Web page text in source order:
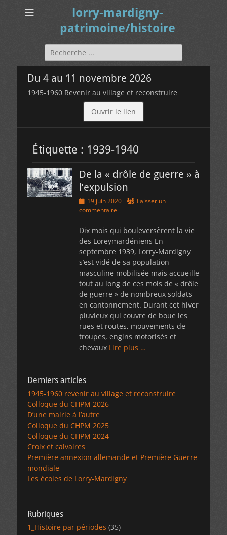
lorry-mardigny-
patrimoine/histoire
Rechercher :
Du 4 au 11 novembre 2026
1945-1960 Revenir au village et reconstruire
Ouvrir le lien
Étiquette : 1939-1940
De la « drôle de guerre » à
l’expulsion
Posted
on
19 juin 2020
Laisser un
commentaire
Dix mois qui bouleversèrent la vie
des Loreymardéniens En
septembre 1939, Lorry-Mardigny
s’est vidé de sa population
masculine mobilisée mais accueille
tout au long de ces mois de « drôle
de guerre » de nombreux soldats
en cantonnement. Durant cet hiver
pluvieux qui couvre de boue les
rues et routes, mouvements de
troupes, engins motorisés et
chevaux Lire plus …
Derniers articles
1945-1960 revenir au village et reconstruire
Colloque du CHPM 2026
D’une mairie à l’autre
Colloque du CHPM 2025
Colloque du CHPM 2024
Croix et calvaires
Première annexion allemande et Première Guerre
mondiale
Les écoles de Lorry-Mardigny
Rubriques
1_Histoire par périodes (35)